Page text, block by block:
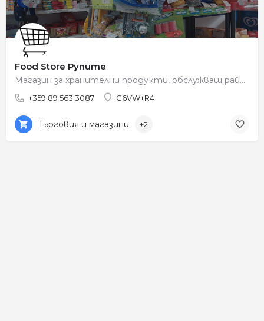
Food Store Рупите
Магазин за хранителни продукти, обслужващ района на Рупите.
+359 89 563 3087 C6VW+R4
Търговия и магазини +2